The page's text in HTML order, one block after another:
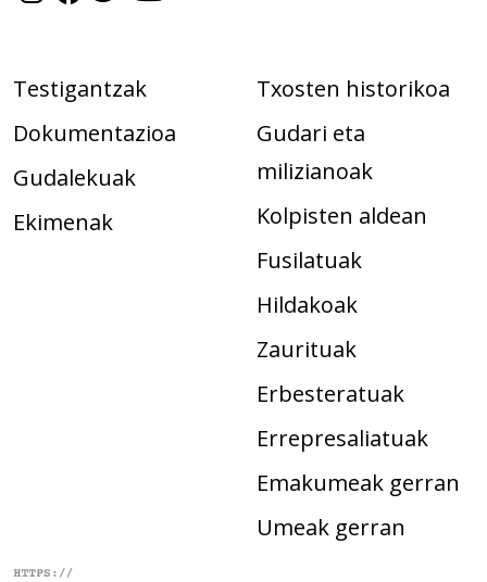
Testigantzak
Dokumentazioa
Gudalekuak
Ekimenak
Txosten historikoa
Gudari eta
milizianoak
Kolpisten aldean
Fusilatuak
Hildakoak
Zaurituak
Erbesteratuak
Errepresaliatuak
Emakumeak gerran
Umeak gerran